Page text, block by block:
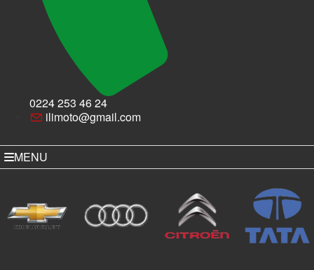
0224 253 46 24
ilimoto@gmail.com
MENU